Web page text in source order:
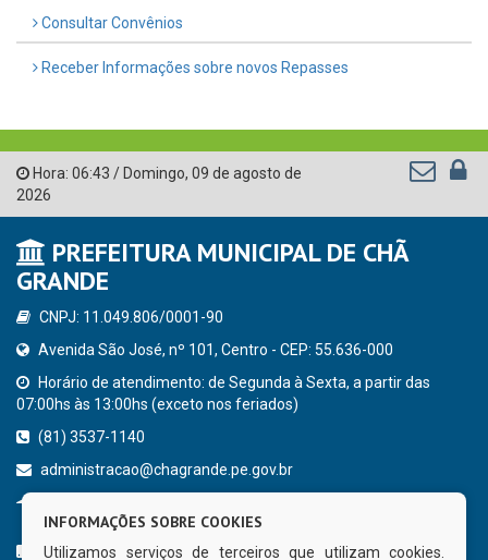
Consultar Convênios
Receber Informações sobre novos Repasses
Hora: 06:43 / Domingo, 09 de agosto de
2026
PREFEITURA MUNICIPAL DE CHÃ
GRANDE
CNPJ: 11.049.806/0001-90
Avenida São José, nº 101, Centro - CEP: 55.636-000
Horário de atendimento: de Segunda à Sexta, a partir das
07:00hs às 13:00hs (exceto nos feriados)
(81) 3537-1140
administracao@chagrande.pe.gov.br
CURTA NOSSA FAN PAGE
INFORMAÇÕES SOBRE COOKIES
Utilizamos serviços de terceiros que utilizam cookies.